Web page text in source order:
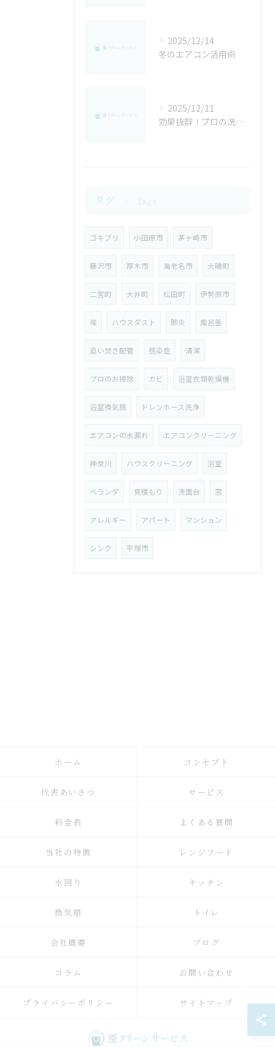
2025/12/14
冬のエアコン活用術
2025/12/11
効果抜群！プロの洗濯機クリーニング！
タグ Tags
ゴキブリ 小田原市 茅ヶ崎市
藤沢市 厚木市 海老名市 大磯町
二宮町 大井町 松田町 伊勢原市
埃 ハウスダスト 肺炎 風呂釜
追い焚き配管 感染症 清潔
プロのお掃除 カビ 浴室衣類乾燥機
浴室換気扇 ドレンホース洗浄
エアコンの水漏れ エアコンクリーニング
神奈川 ハウスクリーニング 浴室
ベランダ 見積もり 洗面台 窓
アレルギー アパート マンション
シンク 平塚市
ホーム コンセプト
代表あいさつ サービス
料金表 よくある質問
当社の特徴 レンジフード
水回り キッチン
換気扇 トイレ
会社概要 ブログ
コラム お問い合わせ
プライバシーポリシー サイトマップ